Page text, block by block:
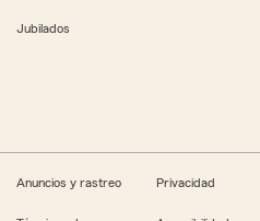
Jubilados
Anuncios y rastreo Privacidad